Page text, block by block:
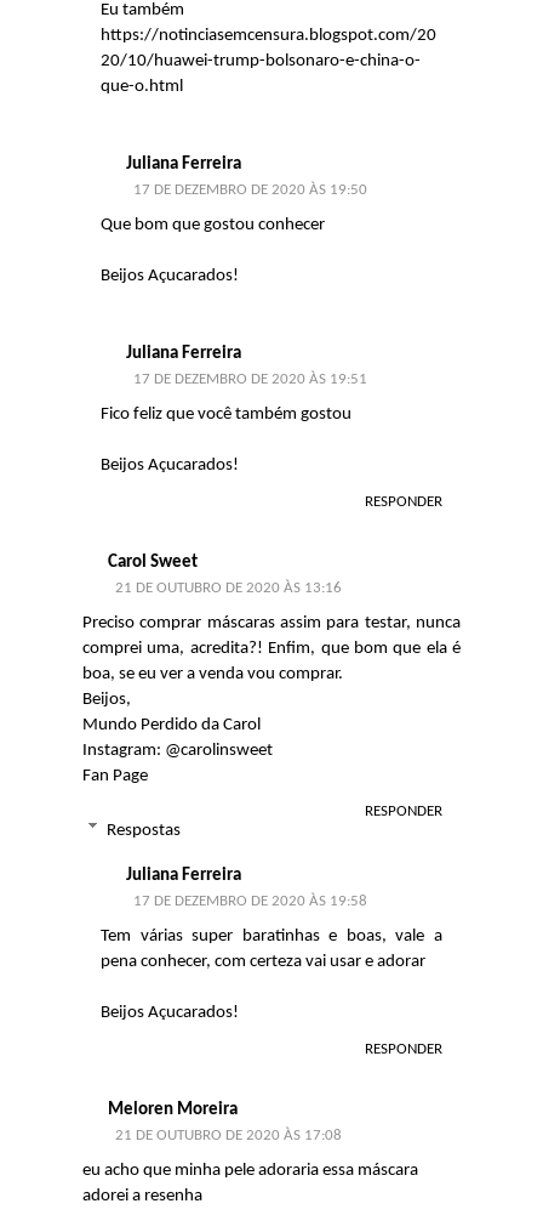
Eu também
https://notinciasemcensura.blogspot.com/20
20/10/huawei-trump-bolsonaro-e-china-o-
que-o.html
Juliana Ferreira
17 DE DEZEMBRO DE 2020 ÀS 19:50
Que bom que gostou conhecer
Beijos Açucarados!
Juliana Ferreira
17 DE DEZEMBRO DE 2020 ÀS 19:51
Fico feliz que você também gostou
Beijos Açucarados!
RESPONDER
Carol Sweet
21 DE OUTUBRO DE 2020 ÀS 13:16
Preciso comprar máscaras assim para testar, nunca
comprei uma, acredita?! Enfim, que bom que ela é
boa, se eu ver a venda vou comprar.
Beijos,
Mundo Perdido da Carol
Instagram: @carolinsweet
Fan Page
RESPONDER
Respostas
Juliana Ferreira
17 DE DEZEMBRO DE 2020 ÀS 19:58
Tem várias super baratinhas e boas, vale a
pena conhecer, com certeza vai usar e adorar
Beijos Açucarados!
RESPONDER
Meloren Moreira
21 DE OUTUBRO DE 2020 ÀS 17:08
eu acho que minha pele adoraria essa máscara
adorei a resenha